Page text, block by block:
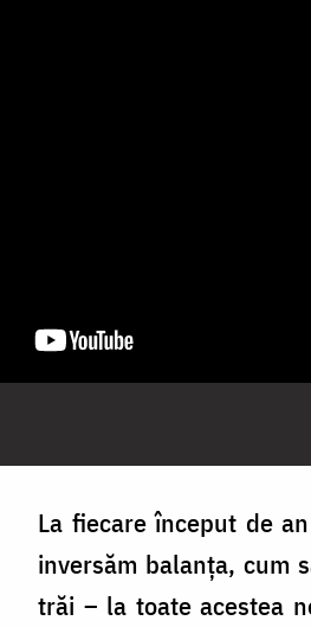
La fiecare început de
inversăm balanța, cum
trăi – la toate acestea